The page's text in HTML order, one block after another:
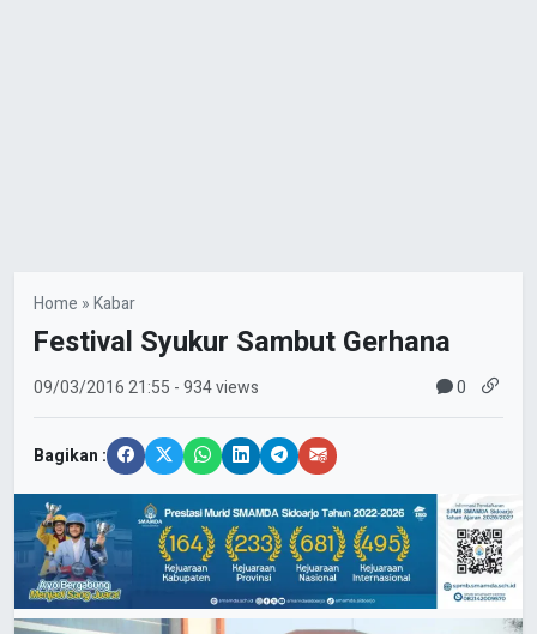
Home »Kabar
Festival Syukur Sambut Gerhana
09/03/201621:55 - 934 views 0
Bagikan :